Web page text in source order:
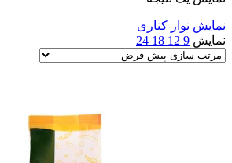
نمایش نوار کناری
نمایش 9
12
18
24